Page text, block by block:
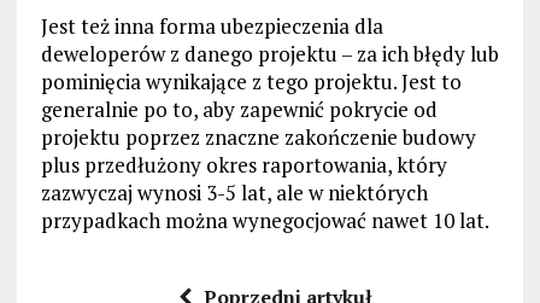
Jest też inna forma ubezpieczenia dla
deweloperów z danego projektu – za ich błędy lub
pominięcia wynikające z tego projektu. Jest to
generalnie po to, aby zapewnić pokrycie od
projektu poprzez znaczne zakończenie budowy
plus przedłużony okres raportowania, który
zazwyczaj wynosi 3-5 lat, ale w niektórych
przypadkach można wynegocjować nawet 10 lat.
Poprzedni artykuł